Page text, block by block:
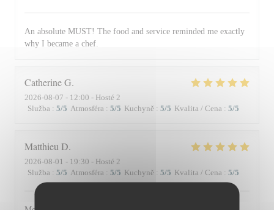
An absolute MUST! The food and service reminded me exactly
why I became a chef.
CatherineG
2026-08-07 - 12:00 - Hosté 2
Služba : 5/5 Atmosféra : 5/5 Kuchyně : 5/5 Kvalita / Cena : 5/5
Matthieu D
2026-08-01 - 19:30 - Hosté 2
Služba : 5/5 Atmosféra : 5/5 Kuchyně : 5/5 Kvalita / Cena : 5/5